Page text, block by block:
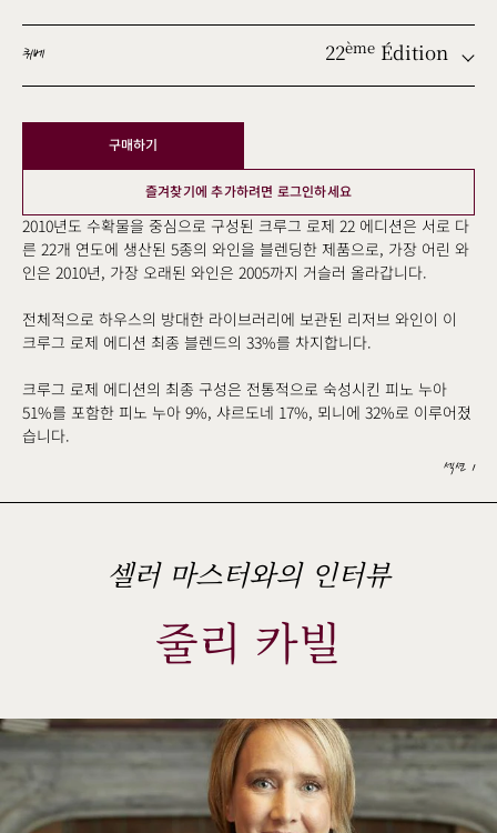
퀴베 22èmeÉdition
ème
ème
ème
ème
ème
ème
ème
ème
ème
구매하기
즐겨찾기에 추가하려면 로그인하세요
2010년도 수확물을 중심으로 구성된 크루그 로제 22 에디션은 서로 다
른 22개 연도에 생산된 5종의 와인을 블렌딩한 제품으로, 가장 어린 와
인은 2010년, 가장 오래된 와인은 2005까지 거슬러 올라갑니다.
전체적으로 하우스의 방대한 라이브러리에 보관된 리저브 와인이 이
크루그 로제 에디션 최종 블렌드의 33%를 차지합니다.
크루그 로제 에디션의 최종 구성은 전통적으로 숙성시킨 피노 누아
51%를 포함한 피노 누아 9%, 샤르도네 17%, 뫼니에 32%로 이루어졌
습니다.
섹션 1
셀러 마스터와의 인터뷰
줄리 카빌